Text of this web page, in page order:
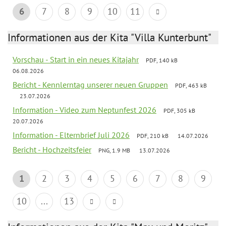
6
7 8 9 10 11
Informationen aus der Kita "Villa Kunterbunt"
Vorschau - Start in ein neues Kitajahr
PDF, 140 kB
06.08.2026
Bericht - Kennlerntag unserer neuen Gruppen
PDF, 463 kB
23.07.2026
Information - Video zum Neptunfest 2026
PDF, 305 kB
20.07.2026
Information - Elternbrief Juli 2026 PDF, 210 kB 14.07.2026
Bericht - Hochzeitsfeier PNG, 1.9 MB 13.07.2026
1 2 3 4 5 6 7 8
9
10
... 13